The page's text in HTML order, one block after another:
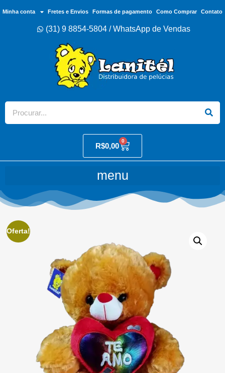
Minha conta Fretes e Envios Formas de pagamento Como Comprar Contato
(31) 9 8854-5804 / WhatsApp de Vendas
R$0,00
0
Oferta!